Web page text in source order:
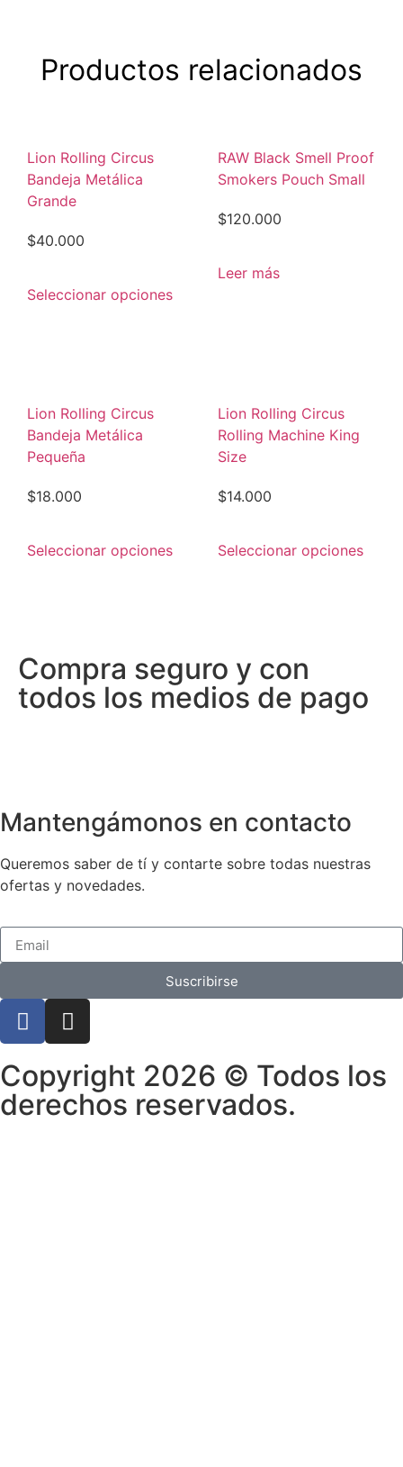
Productos relacionados
Lion Rolling Circus
Bandeja Metálica
Grande
$40.000
Seleccionar opciones
RAW Black Smell Proof
Smokers Pouch Small
$120.000
Leer más
Lion Rolling Circus
Bandeja Metálica
Pequeña
$18.000
Seleccionar opciones
Lion Rolling Circus
Rolling Machine King
Size
$14.000
Seleccionar opciones
Compra seguro y con
todos los medios de pago
Mantengámonos en contacto
Queremos saber de tí y contarte sobre todas nuestras
ofertas y novedades.
Suscribirse
Copyright 2026 © Todos los
derechos reservados.